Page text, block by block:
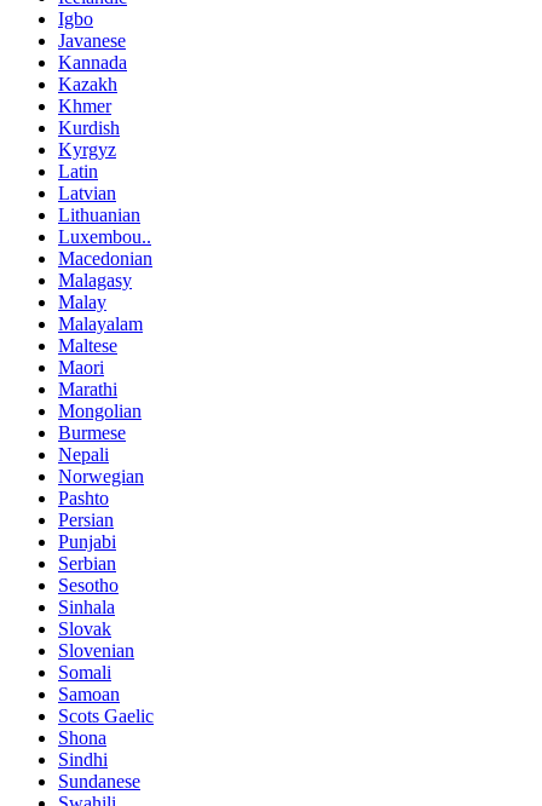
Igbo
Javanese
Kannada
Kazakh
Khmer
Kurdish
Kyrgyz
Latin
Latvian
Lithuanian
Luxembou..
Macedonian
Malagasy
Malay
Malayalam
Maltese
Maori
Marathi
Mongolian
Burmese
Nepali
Norwegian
Pashto
Persian
Punjabi
Serbian
Sesotho
Sinhala
Slovak
Slovenian
Somali
Samoan
Scots Gaelic
Shona
Sindhi
Sundanese